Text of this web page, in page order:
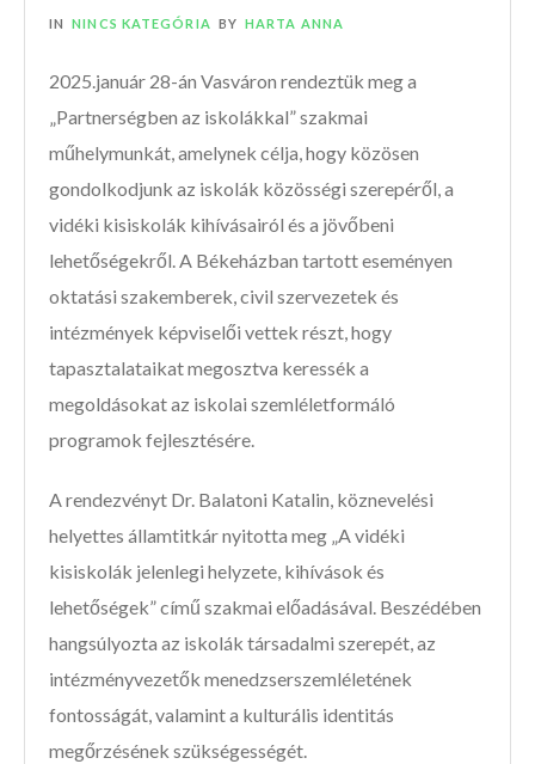
IN NINCS KATEGÓRIA BY HARTA ANNA
2025.január 28-án Vasváron rendeztük meg a
„Partnerségben az iskolákkal” szakmai
műhelymunkát, amelynek célja, hogy közösen
gondolkodjunk az iskolák közösségi szerepéről, a
vidéki kisiskolák kihívásairól és a jövőbeni
lehetőségekről. A Békeházban tartott eseményen
oktatási szakemberek, civil szervezetek és
intézmények képviselői vettek részt, hogy
tapasztalataikat megosztva keressék a
megoldásokat az iskolai szemléletformáló
programok fejlesztésére.
A rendezvényt Dr. Balatoni Katalin, köznevelési
helyettes államtitkár nyitotta meg „A vidéki
kisiskolák jelenlegi helyzete, kihívások és
lehetőségek” című szakmai előadásával. Beszédében
hangsúlyozta az iskolák társadalmi szerepét, az
intézményvezetők menedzserszemléletének
fontosságát, valamint a kulturális identitás
megőrzésének szükségességét.